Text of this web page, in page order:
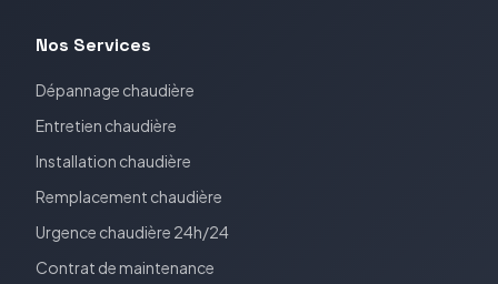
Nos Services
Dépannage chaudière
Entretien chaudière
Installation chaudière
Remplacement chaudière
Urgence chaudière 24h/24
Contrat de maintenance